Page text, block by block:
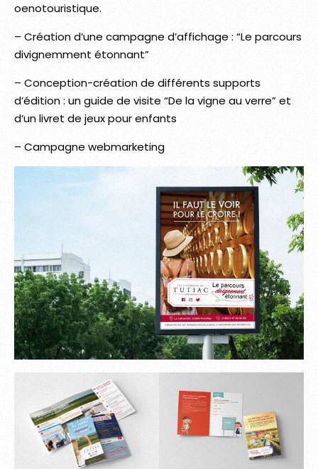
oenotouristique.
– Création d’une campagne d’affichage : “Le parcours
divignemment étonnant”
– Conception-création de différents supports
d’édition : un guide de visite “De la vigne au verre” et
d’un livret de jeux pour enfants
– Campagne webmarketing